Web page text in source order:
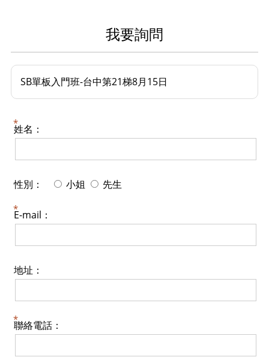
我要詢問
SB單板入門班-台中第21梯8月15日
姓名：
性別： 小姐 先生
E-mail：
地址：
聯絡電話：